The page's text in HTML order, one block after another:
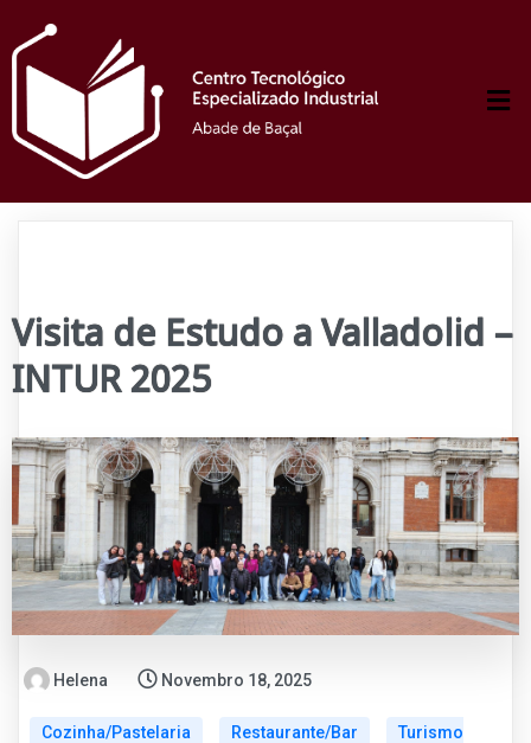
Visita de Estudo a Valladolid –
INTUR 2025
Helena Novembro 18, 2025
Cozinha/Pastelaria Restaurante/Bar
Turismo